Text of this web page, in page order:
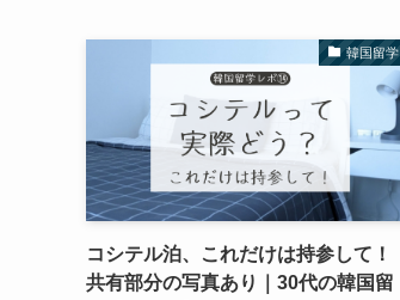
韓国留学
コシテル泊、これだけは持参して！
共有部分の写真あり｜30代の韓国留